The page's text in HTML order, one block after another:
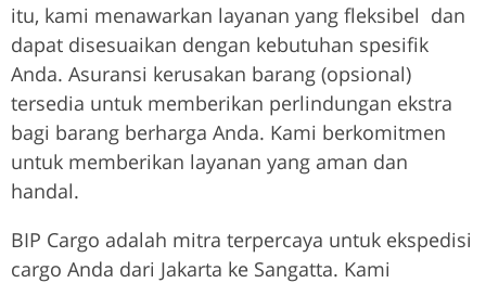
itu, kami menawarkan layanan yang fleksibel dan
dapat disesuaikan dengan kebutuhan spesifik
Anda. Asuransi kerusakan barang (opsional)
tersedia untuk memberikan perlindungan ekstra
bagi barang berharga Anda. Kami berkomitmen
untuk memberikan layanan yang aman dan
handal.
BIP Cargo adalah mitra terpercaya untuk ekspedisi
cargo Anda dari Jakarta ke Sangatta. Kami